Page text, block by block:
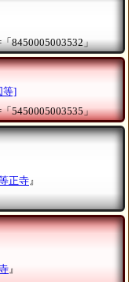
8450005003532」
等]
5450005003535」
正寺 』
』